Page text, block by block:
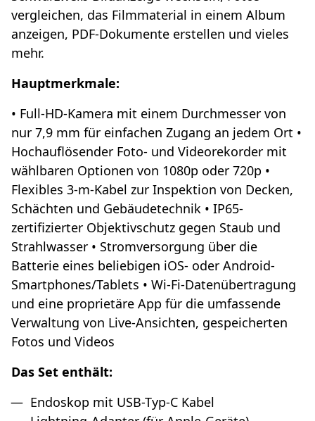
vergleichen, das Filmmaterial in einem Album
anzeigen, PDF-Dokumente erstellen und vieles
mehr.
Hauptmerkmale:
• Full-HD-Kamera mit einem Durchmesser von
nur 7,9 mm für einfachen Zugang an jedem Ort •
Hochauflösender Foto- und Videorekorder mit
wählbaren Optionen von 1080p oder 720p •
Flexibles 3-m-Kabel zur Inspektion von Decken,
Schächten und Gebäudetechnik • IP65-
zertifizierter Objektivschutz gegen Staub und
Strahlwasser • Stromversorgung über die
Batterie eines beliebigen iOS- oder Android-
Smartphones/Tablets • Wi-Fi-Datenübertragung
und eine proprietäre App für die umfassende
Verwaltung von Live-Ansichten, gespeicherten
Fotos und Videos
Das Set enthält:
Endoskop mit USB-Typ-C Kabel